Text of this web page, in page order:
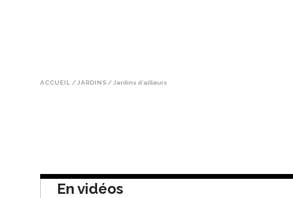
ACCUEIL / JARDINS / Jardins d’ailleurs
En vidéos